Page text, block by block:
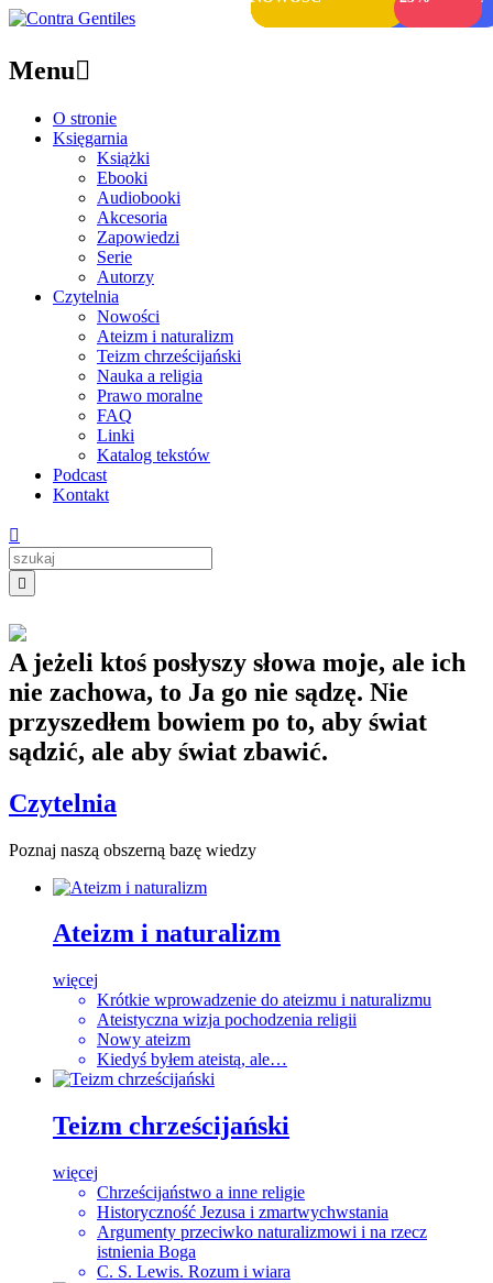
Menu
O stronie
Księgarnia
Książki
Ebooki
Audiobooki
Akcesoria
Zapowiedzi
Serie
Autorzy
Czytelnia
Nowości
Ateizm i naturalizm
Teizm chrześcijański
Nauka a religia
Prawo moralne
FAQ
Linki
Katalog tekstów
Podcast
Kontakt


A jeżeli ktoś posłyszy słowa moje, ale ich
nie zachowa, to Ja go nie sądzę. Nie
przyszedłem bowiem po to, aby świat
sądzić, ale aby świat zbawić.
Czytelnia
Poznaj naszą obszerną bazę wiedzy
Ateizm i naturalizm
więcej
Krótkie wprowadzenie do ateizmu i naturalizmu
Ateistyczna wizja pochodzenia religii
Nowy ateizm
Kiedyś byłem ateistą, ale…
Teizm chrześcijański
więcej
Chrześcijaństwo a inne religie
Historyczność Jezusa i zmartwychwstania
Argumenty przeciwko naturalizmowi i na rzecz
istnienia Boga
C. S. Lewis. Rozum i wiara